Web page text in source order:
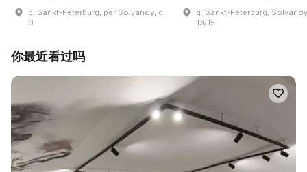
g. Sankt-Peterburg, per Solyanoy, d
9
g. Sankt-Peterburg,
13/15
你最近看过吗